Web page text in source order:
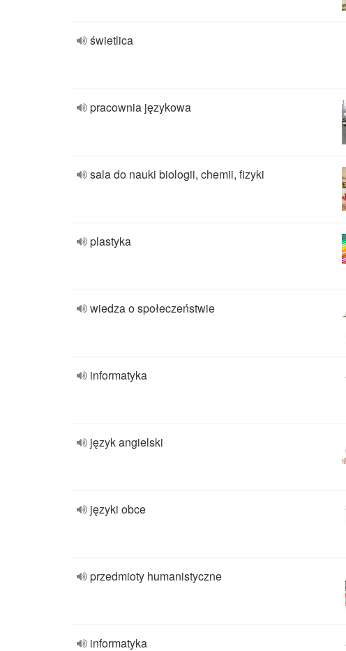
świetlica
pracownia językowa
sala do nauki biologii, chemii, fizyki
plastyka
wiedza o społeczeństwie
informatyka
język angielski
języki obce
przedmioty humanistyczne
informatyka